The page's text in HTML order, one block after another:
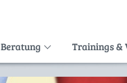
Beratung Trainings &